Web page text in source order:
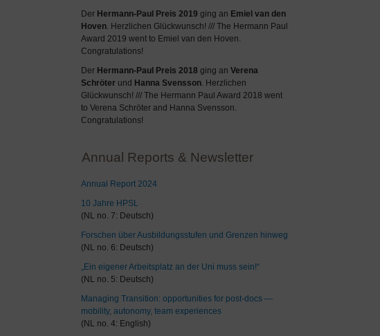
Der Hermann-Paul Preis 2019 ging an Emiel van den
Hoven. Herzlichen Glückwunsch! /// The Hermann Paul
Award 2019 went to Emiel van den Hoven.
Congratulations!
Der Hermann-Paul Preis 2018 ging an Verena
Schröter und Hanna Svensson. Herzlichen
Glückwunsch! /// The Hermann Paul Award 2018 went
to Verena Schröter and Hanna Svensson.
Congratulations!
Annual Reports & Newsletter
Annual Report 2024
10 Jahre HPSL
(NL no. 7: Deutsch)
Forschen über Ausbildungsstufen und Grenzen hinweg
(NL no. 6: Deutsch)
„Ein eigener Arbeitsplatz an der Uni muss sein!“
(NL no. 5: Deutsch)
Managing Transition: opportunities for post-docs —
mobility, autonomy, team experiences
(NL no. 4: English)